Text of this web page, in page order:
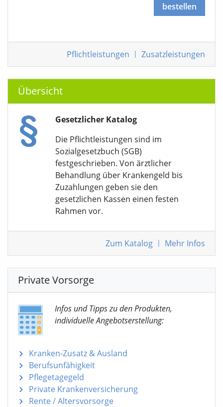
bestellen
Pflichtleistungen | Zusatzleistungen
Übersicht
Gesetzlicher Katalog
Die Pflichtleistungen sind im
Sozialgesetzbuch (SGB)
festgeschrieben. Von ärztlicher
Behandlung über Krankengeld bis
Zuzahlungen geben sie den
gesetzlichen Kassen einen festen
Rahmen vor.
Zum Katalog | Mehr Infos
Private Vorsorge
Infos und Tipps zu den Produkten,
individuelle Angebotserstellung:
Kranken-Zusatz & Ausland
Berufsunfähigkeit
Pflegetagegeld
Private Krankenversicherung
Rente / Altersvorsorge